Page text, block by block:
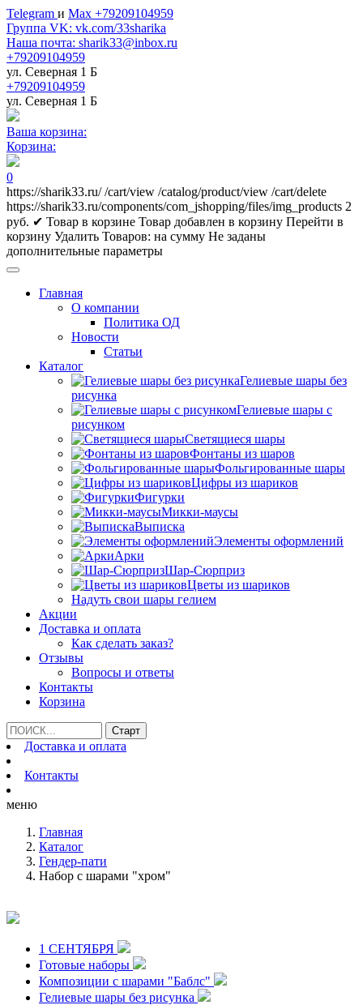
Telegram и Max +79209104959
Группа VK: vk.com/33sharika
Наша почта: sharik33@inbox.ru
+79209104959
ул. Северная 1 Б
+79209104959
ул. Северная 1 Б
Ваша корзина:
Корзина:
0
https://sharik33.ru/ /cart/view /catalog/product/view /cart/delete
https://sharik33.ru/components/com_jshopping/files/img_products 2
руб. ✔ Товар в корзине Товар добавлен в корзину Перейти в
корзину Удалить Товаров: на сумму Не заданы
дополнительные параметры
Главная
О компании
Политика ОД
Новости
Статьи
Каталог
Гелиевые шары без
рисунка
Гелиевые шары с
рисунком
Светящиеся шары
Фонтаны из шаров
Фольгированные шары
Цифры из шариков
Фигурки
Микки-маусы
Выписка
Элементы оформлений
Арки
Шар-Сюрприз
Цветы из шариков
Надуть свои шары гелием
Акции
Доставка и оплата
Как сделать заказ?
Отзывы
Вопросы и ответы
Контакты
Корзина
Доставка и оплата
Контакты
меню
Главная
Каталог
Гендер-пати
Набор с шарами "хром"
1 СЕНТЯБРЯ
Готовые наборы
Композиции с шарами "Баблс"
Гелиевые шары без рисунка